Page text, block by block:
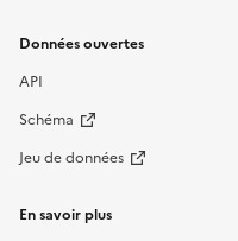
Données ouvertes
API
Schéma
Jeu de données
En savoir plus